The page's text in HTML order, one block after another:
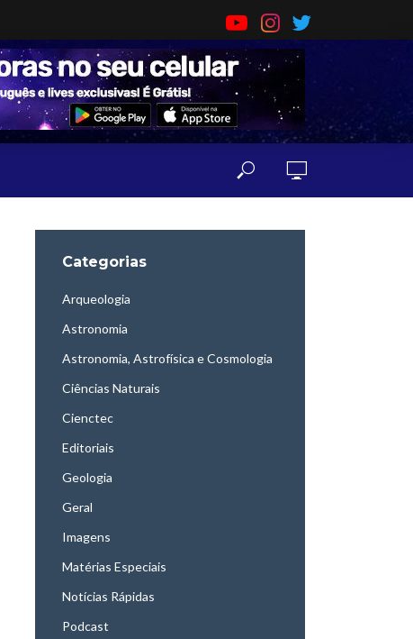
Categorias
Arqueologia
Astronomia
Astronomia, Astrofísica e Cosmologia
Ciências Naturais
Cienctec
Editoriais
Geologia
Geral
Imagens
Matérias Especiais
Notícias Rápidas
Podcast